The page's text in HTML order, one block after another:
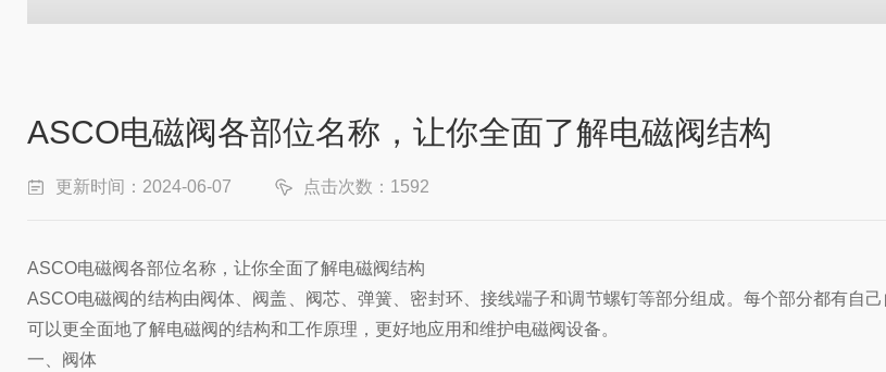
ASCO电磁阀各部位名称，让你全面了解电磁阀结构
更新时间：2024-06-07 点击次数：1592
ASCO电磁阀各部位名称，让你全面了解电磁阀结构
ASCO电磁阀的结构由阀体、阀盖、阀芯、弹簧、密封环、接线端子和调节螺钉等部分组成。每个部分都有自
可以更全面地了解电磁阀的结构和工作原理，更好地应用和维护电磁阀设备。
一、阀体